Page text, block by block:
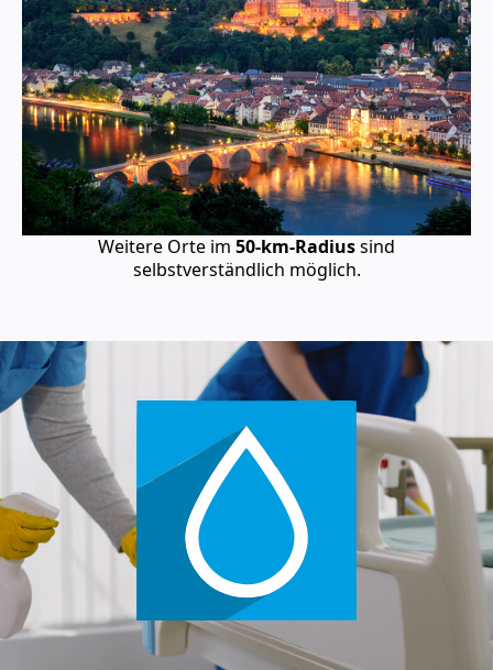
Weitere Orte im 50-km-Radiussind
selbstverständlich möglich.